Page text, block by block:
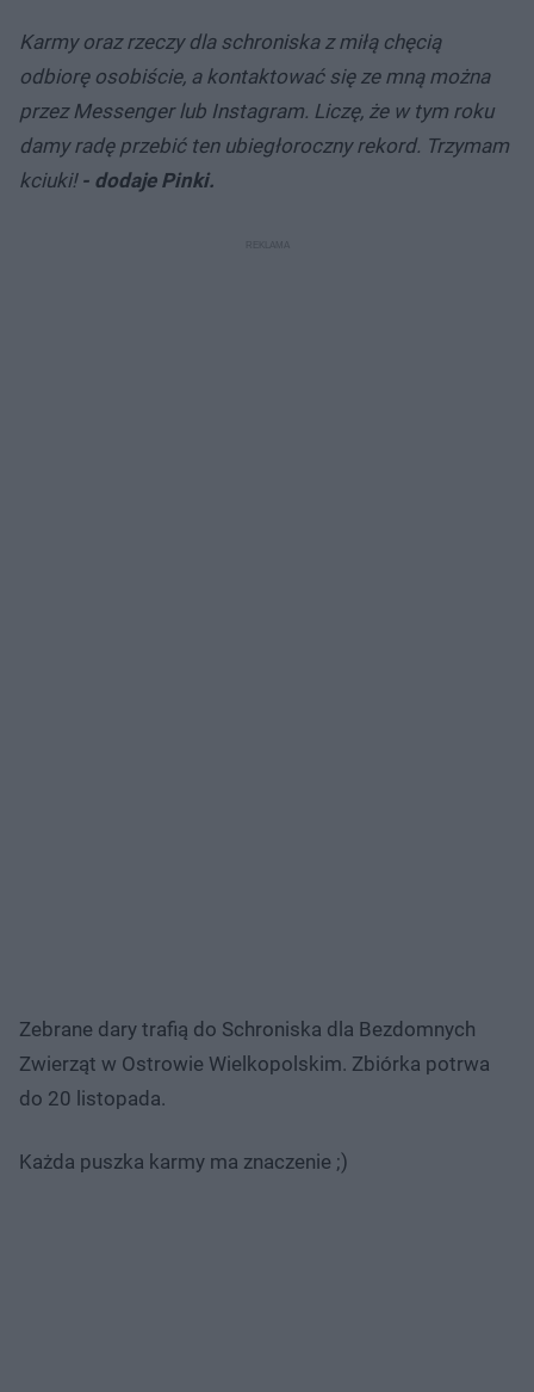
Karmy oraz rzeczy dla schroniska z miłą chęcią
odbiorę osobiście, a kontaktować się ze mną można
przez Messenger lub Instagram. Liczę, że w tym roku
damy radę przebić ten ubiegłoroczny rekord. Trzymam
kciuki! - dodaje Pinki.
Zebrane dary trafią do Schroniska dla Bezdomnych
Zwierząt w Ostrowie Wielkopolskim. Zbiórka potrwa
do 20 listopada.
Każda puszka karmy ma znaczenie ;)